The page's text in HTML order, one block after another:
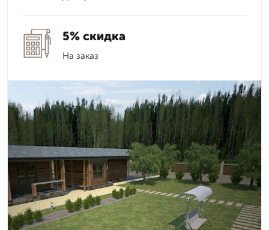
5% скидка
На заказ